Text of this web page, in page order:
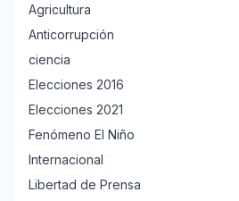
Agricultura
Anticorrupción
ciencia
Elecciones 2016
Elecciones 2021
Fenómeno El Niño
Internacional
Libertad de Prensa